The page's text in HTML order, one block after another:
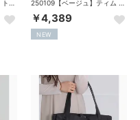
￥4,389
NEW